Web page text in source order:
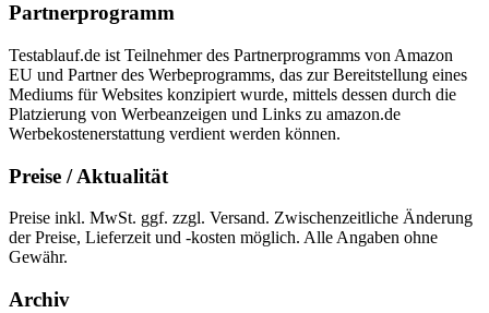
Partnerprogramm
Testablauf.de ist Teilnehmer des Partnerprogramms von Amazon
EU und Partner des Werbeprogramms, das zur Bereitstellung eines
Mediums für Websites konzipiert wurde, mittels dessen durch die
Platzierung von Werbeanzeigen und Links zu amazon.de
Werbekostenerstattung verdient werden können.
Preise / Aktualität
Preise inkl. MwSt. ggf. zzgl. Versand. Zwischenzeitliche Änderung
der Preise, Lieferzeit und -kosten möglich. Alle Angaben ohne
Gewähr.
Archiv